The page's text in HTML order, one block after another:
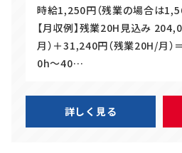
時給1,250円（残業の場合は
【月収例】残業20H見込み
月）＋31,240円（残業20H/
0h～40…
詳しく見る